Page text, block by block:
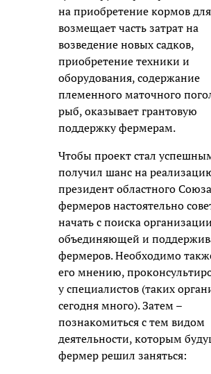
на приобретение кормов
возмещает часть затрат на
возведение новых садков,
приобретение техники и
оборудования, содержание
племенного маточного
рыб, оказывает грантовую
поддержку фермерам.
Чтобы проект стал
получил шанс на
президент областного Союза
фермеров настоятельно
начать с поиска
объединяющей и
фермеров. Необходимо
его мнению,
у специалистов (таких
сегодня много). Затем –
познакомиться с тем видом
деятельности, которым
фермер решил заняться: